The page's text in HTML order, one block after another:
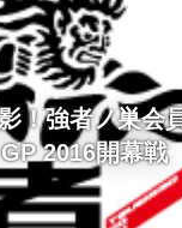
！強者ノ巣会
2016開幕戦